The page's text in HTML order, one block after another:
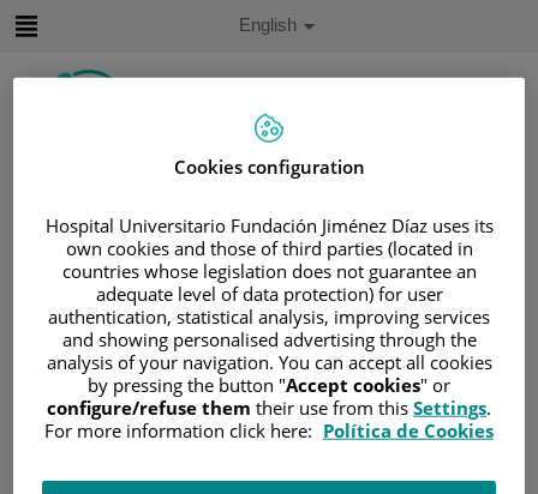
Search
Language
selector
Active
English
Home/PATIENT AREA
UNDERSTANDING CANCER
/PATIENT INFORMATION AND SUPPORT
/FUNCTIONAL AREAS
ADOLESCENT CANCER /SARCOMAS
/RABDOMIOSARCOMA
Rabdomiosarcoma
Cookies configuration
Hospital Universitario Fundación Jiménez Díaz uses its
own cookies and those of third parties (located in
countries whose legislation does not guarantee an
adequate level of data protection) for user
authentication, statistical analysis, improving services
and showing personalised advertising through the
analysis of your navigation. You can accept all cookies
by pressing the button "Accept cookies" or
configure/refuse them their use from this Settings.
For more information click here: Política de Cookies